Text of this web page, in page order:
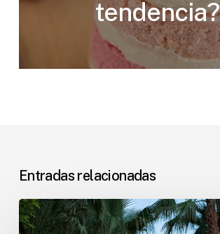
tendencia?
Entradas relacionadas
Añade
toques